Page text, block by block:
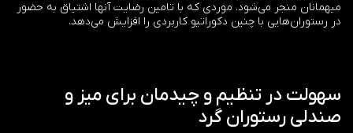
میهمانان منجر می‌شود. موردی که با تامین رضایت آنها اشتیاق به حضور
در رستوران‌هایی با چنین دکوراتیو کاربردی را افزایش می‌دهد.
سهولت در تنظیم و چیدمان برای میز و
صندلی رستوران گرد